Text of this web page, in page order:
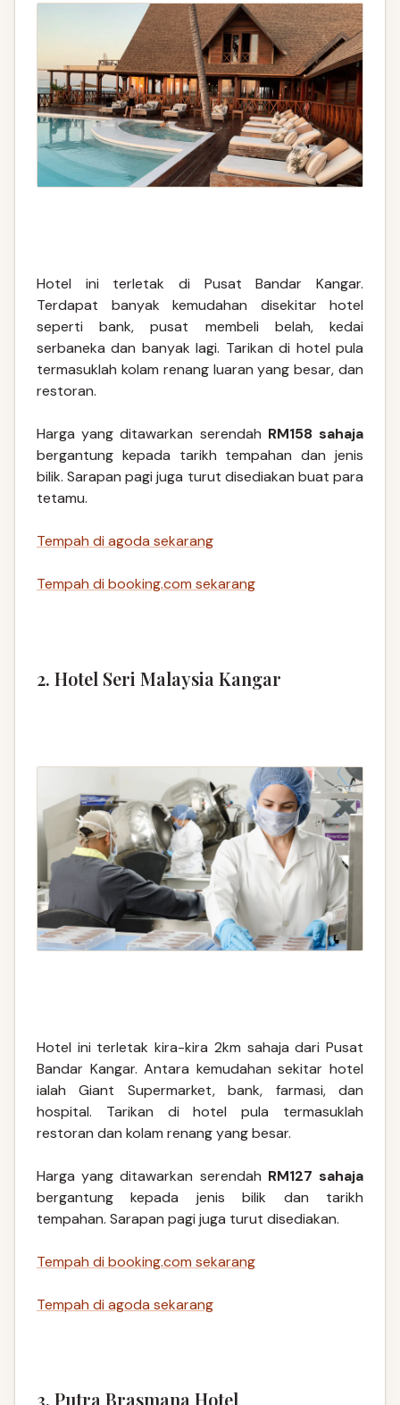
Hotel ini terletak di Pusat Bandar Kangar.
Terdapat banyak kemudahan disekitar hotel
seperti bank, pusat membeli belah, kedai
serbaneka dan banyak lagi. Tarikan di hotel pula
termasuklah kolam renang luaran yang besar, dan
restoran.
Harga yang ditawarkan serendah RM158 sahaja
bergantung kepada tarikh tempahan dan jenis
bilik. Sarapan pagi juga turut disediakan buat para
tetamu.
Tempah di agoda sekarang
Tempah di booking.com sekarang
2. Hotel Seri Malaysia Kangar
Hotel ini terletak kira-kira 2km sahaja dari Pusat
Bandar Kangar. Antara kemudahan sekitar hotel
ialah Giant Supermarket, bank, farmasi, dan
hospital. Tarikan di hotel pula termasuklah
restoran dan kolam renang yang besar.
Harga yang ditawarkan serendah RM127 sahaja
bergantung kepada jenis bilik dan tarikh
tempahan. Sarapan pagi juga turut disediakan.
Tempah di booking.com sekarang
Tempah di agoda sekarang
3. Putra Brasmana Hotel